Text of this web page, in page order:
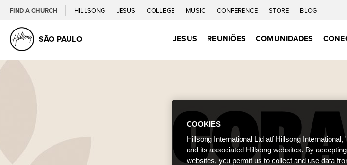
FIND A CHURCH HILLSONG JESUS COLLEGE MUSIC CONFERENCE STORE BLOG
SÃO PAULO JESUS REUNIÕES COMUNIDADES
COOKIES
Hillsong International Ltd atf Hillsong
and its associated Hillsong websites. By
websites, you permit us to collect and use data